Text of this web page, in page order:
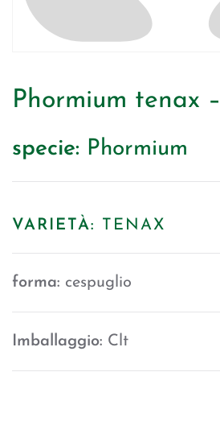
Phormium tenax
specie: Phormium
VARIETÀ: TENAX
forma: cespuglio
Imballaggio: Clt